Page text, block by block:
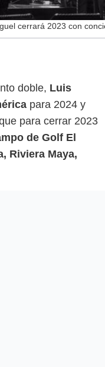
cerrará 2023 con
doble, Luis
para 2024 y
para cerrar 2023
de Golf El
Riviera Maya,